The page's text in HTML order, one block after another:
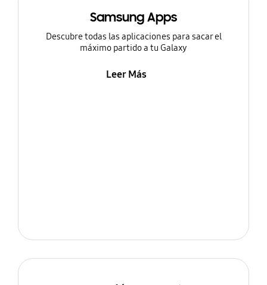
Samsung Apps
Descubre todas las aplicaciones para sacar el
máximo partido a tu Galaxy
Leer Más